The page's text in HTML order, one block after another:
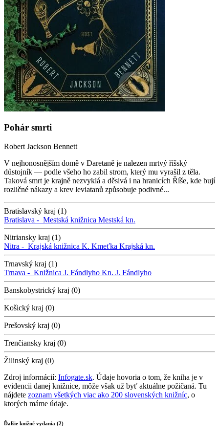
Pohár smrti
Robert Jackson Bennett
V nejhonosnějším domě v Daretaně je nalezen mrtvý říšský
důstojník — podle všeho ho zabil strom, který mu vyrašil z těla.
Taková smrt je krajně nezvyklá a děsivá i na hranicích Říše, kde bují
rozličné nákazy a krev leviatanů způsobuje podivné...
Bratislavský kraj (1)
Bratislava - Mestská knižnica Mestská kn.
Nitriansky kraj (1)
Nitra - Krajská knižnica K. Kmeťka Krajská kn.
Trnavský kraj (1)
Trnava - Knižnica J. Fándlyho Kn. J. Fándlyho
Banskobystrický kraj (0)
Košický kraj (0)
Prešovský kraj (0)
Trenčiansky kraj (0)
Žilinský kraj (0)
Zdroj informácií: Infogate.sk. Údaje hovoria o tom, že kniha je v
evidencii danej knižnice, môže však už byť aktuálne požičaná. Tu
nájdete zoznam všetkých viac ako 200 slovenských knižníc, o
ktorých máme údaje.
Ďalšie knižné vydania (2)